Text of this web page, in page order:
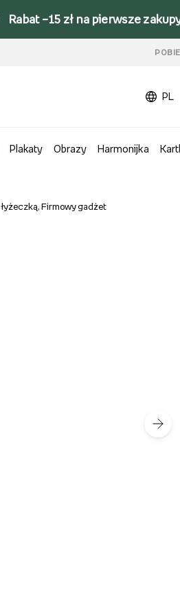
Rabat –15 zł na pierwsze
PL
Plakaty Obrazy Harmonijka
Firmowy gadżet